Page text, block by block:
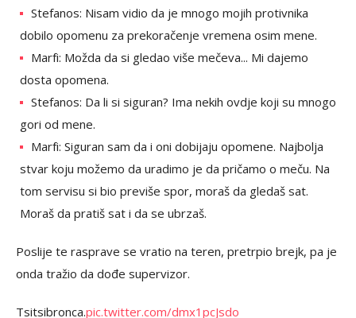
Stefanos: Nisam vidio da je mnogo mojih protivnika
dobilo opomenu za prekoračenje vremena osim mene.
Marfi: Možda da si gledao više mečeva... Mi dajemo
dosta opomena.
Stefanos: Da li si siguran? Ima nekih ovdje koji su mnogo
gori od mene.
Marfi: Siguran sam da i oni dobijaju opomene. Najbolja
stvar koju možemo da uradimo je da pričamo o meču. Na
tom servisu si bio previše spor, moraš da gledaš sat.
Moraš da pratiš sat i da se ubrzaš.
Poslije te rasprave se vratio na teren, pretrpio brejk, pa je
onda tražio da dođe supervizor.
Tsitsibronca.pic.twitter.com/dmx1pcJsdo